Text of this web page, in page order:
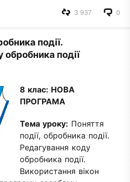
0
3 937
події.
події
8 клас: НОВА
ПРОГРАМА
Тема уроку: Поняття
події, обробника події.
Редагування коду
обробника події.
Використання вікон